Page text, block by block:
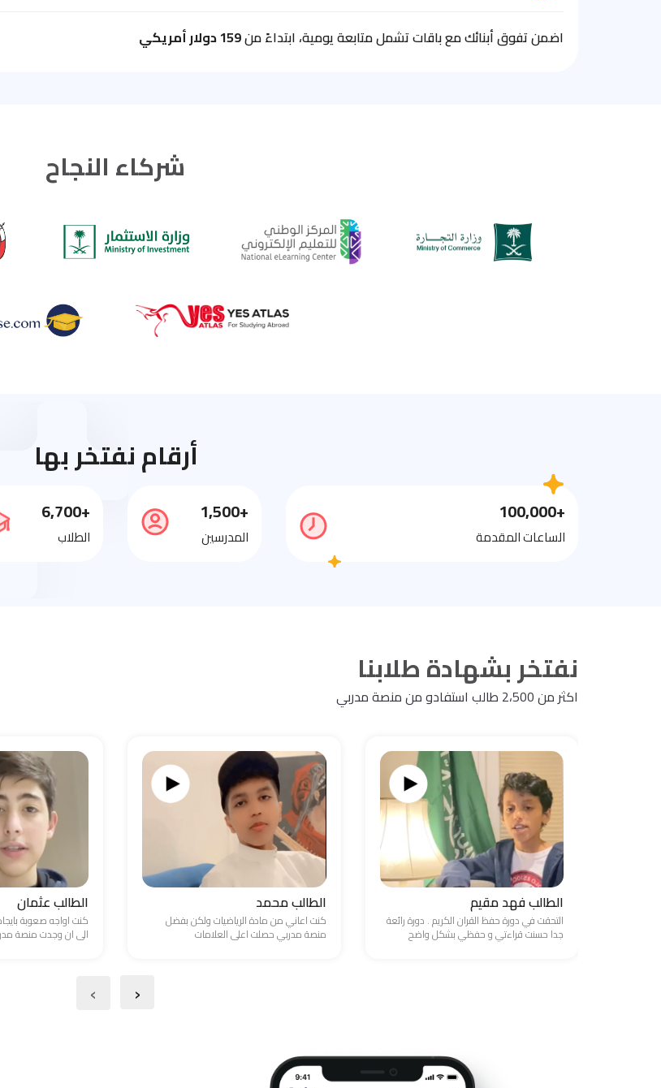
اضمن تفوق أبنائك مع باقات تشمل متابعة يومية، ابتداءً من159 دولار أمريكي
شركاء النجاح
أرقام نفتخر بها
+100,000
الساعات المقدمة
+1,500
المدرسين
+6,700
الطلاب
نفتخر بشهادة طلابنا
اكثر من 2،500 طالب استفادو من منصة مدربي
الطالب فهد مقيم
التحقت في دورة حفظ القران الكريم . دورة رائعة
جدا حسنت قراءتي و حفظي بشكل واضح
الطالب محمد
كنت اعاني من مادة الرياضيات ولكن بفضل
منصة مدربي حصلت اعلى العلامات
الطالب عثمان
كنت اواجه صعوبة
الى ان وجدت منصة
‹
›